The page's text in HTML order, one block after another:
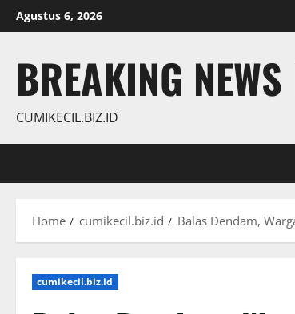
Skip
to
Agustus 6, 2026
BREAKING
CUMIKECIL.BIZ.ID
Home cumikecil.biz.id Balas Dendam,
cumikecil.biz.id